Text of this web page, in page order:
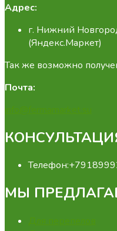
Адрес:
г. Нижний
(Яндекс.Маркет)
Так же возможно
Почта:
info@fermamarket.su
Телефон:
МЫ
Для перепелов